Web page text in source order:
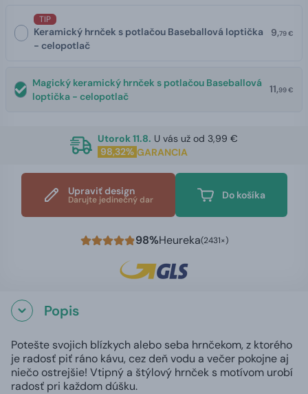
TIP
Keramický hrnček s potlačou Baseballová loptička
- celopotlač
9,79 €
Magický keramický hrnček s potlačou Baseballová
loptička - celopotlač
11,99 €
Utorok 11.8. U vás už od 3,99 €
98,32% GARANCIA
Upraviť design
Darujte jedinečný dar Do košíka
98%Heureka(2431×)
Popis
Potešte svojich blízkych alebo seba hrnčekom, z ktorého
je radosť piť ráno kávu, cez deň vodu a večer pokojne aj
niečo ostrejšie! Vtipný a štýlový hrnček s motívom urobí
radosť pri každom dúšku.